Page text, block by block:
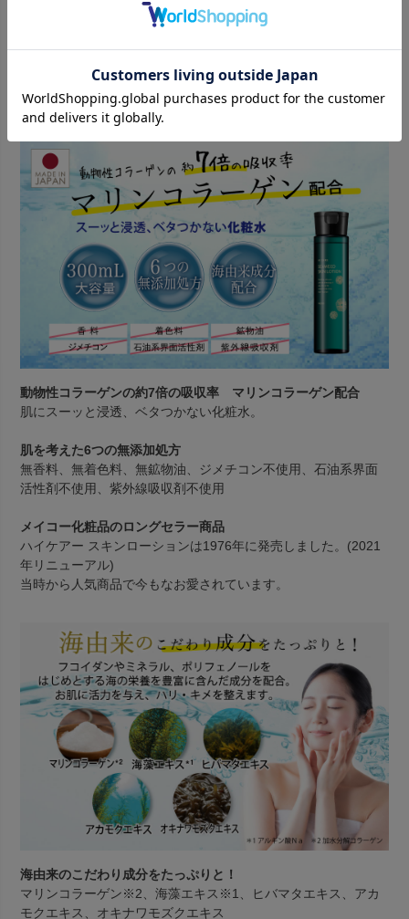
ス、ヒバマタエキス、オキナワモズクエキス、マリンコラーゲ
ン（加水分解コラーゲン）
製品特長
動物性コラーゲンの約7倍の吸収率 マリンコラーゲン配合
肌にスーッと浸透、ベタつかない化粧水。
肌を考えた6つの無添加処方
無香料、無着色料、無鉱物油、ジメチコン不使用、石油系界面
活性剤不使用、紫外線吸収剤不使用
メイコー化粧品のロングセラー商品
ハイケアー スキンローションは1976年に発売しました。(2021
年リニューアル)
当時から人気商品で今もなお愛されています。
海由来のこだわり成分をたっぷりと！
マリンコラーゲン※2、海藻エキス※1、ヒバマタエキス、アカ
モクエキス、オキナワモズクエキス